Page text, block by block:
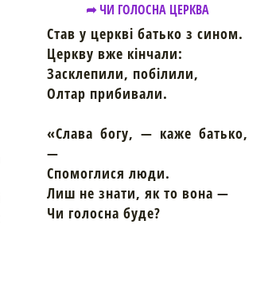
➦ ЧИ ГОЛОСНА ЦЕРКВА
Став у церкві батько з сином.
Церкву вже кінчали:
Засклепили, побілили,
Олтар прибивали.
«Слава богу, — каже батько,
—
Спомоглися люди.
Лиш не знати, як то вона —
Чи голосна буде?